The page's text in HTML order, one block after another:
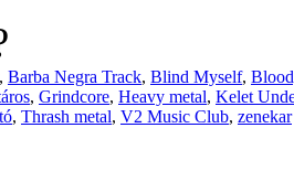
, Barba Negra Track, Blind Myself,
, Grindcore, Heavy metal, Kelet
, Thrash metal, V2 Music Club, zenekar